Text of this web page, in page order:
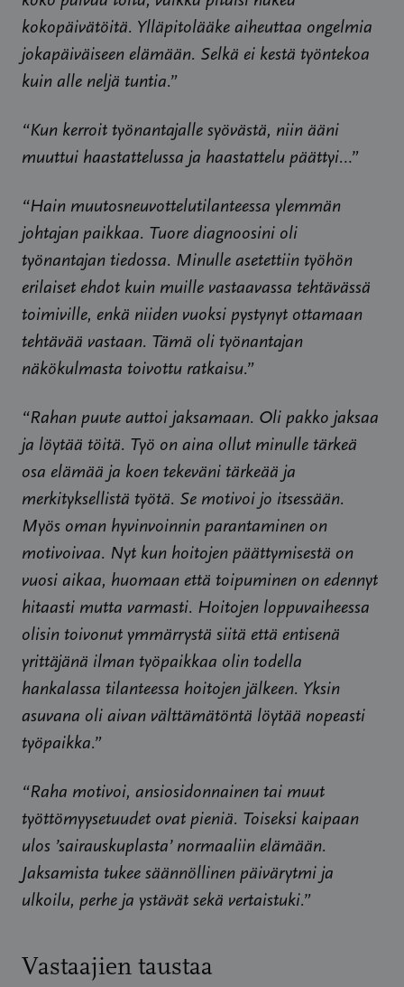
kokopäivätöitä. Ylläpitolääke aiheuttaa ongelmia
jokapäiväiseen elämään. Selkä ei kestä työntekoa
kuin alle neljä tuntia.”
“Kun kerroit työnantajalle syövästä, niin ääni
muuttui haastattelussa ja haastattelu päättyi…”
“Hain muutosneuvottelutilanteessa ylemmän
johtajan paikkaa. Tuore diagnoosini oli
työnantajan tiedossa. Minulle asetettiin työhön
erilaiset ehdot kuin muille vastaavassa tehtävässä
toimiville, enkä niiden vuoksi pystynyt ottamaan
tehtävää vastaan. Tämä oli työnantajan
näkökulmasta toivottu ratkaisu.”
“Rahan puute auttoi jaksamaan. Oli pakko jaksaa
ja löytää töitä. Työ on aina ollut minulle tärkeä
osa elämää ja koen tekeväni tärkeää ja
merkityksellistä työtä. Se motivoi jo itsessään.
Myös oman hyvinvoinnin parantaminen on
motivoivaa. Nyt kun hoitojen päättymisestä on
vuosi aikaa, huomaan että toipuminen on edennyt
hitaasti mutta varmasti. Hoitojen loppuvaiheessa
olisin toivonut ymmärrystä siitä että entisenä
yrittäjänä ilman työpaikkaa olin todella
hankalassa tilanteessa hoitojen jälkeen. Yksin
asuvana oli aivan välttämätöntä löytää nopeasti
työpaikka.”
“Raha motivoi, ansiosidonnainen tai muut
työttömyysetuudet ovat pieniä. Toiseksi kaipaan
ulos ’sairauskuplasta’ normaaliin elämään.
Jaksamista tukee säännöllinen päivärytmi ja
ulkoilu, perhe ja ystävät sekä vertaistuki.”
Vastaajien taustaa